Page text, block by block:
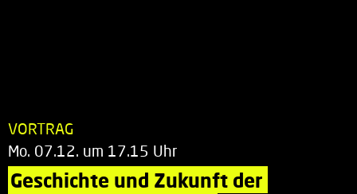
VORTRAG
Mo. 07.12. um 17.15 Uhr
Geschichte und Zukunft der